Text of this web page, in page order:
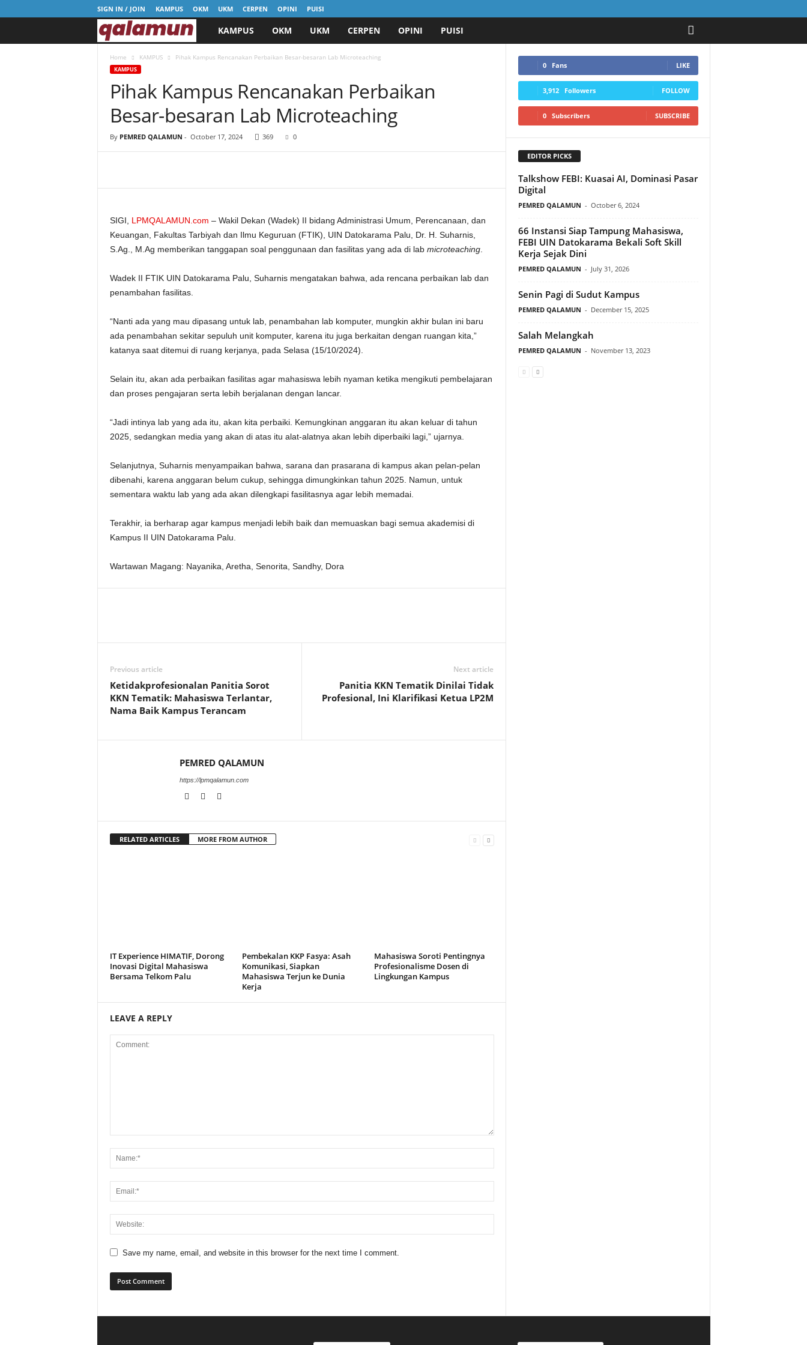
SIGN IN / JOIN KAMPUS OKM UKM CERPEN OPINI PUISI
p
a
a
u
KAMPUS OKM UKM CERPEN OPINI PUISI
Home KAMPUS Pihak Kampus Rencanakan Perbaikan Besar-besaran Lab Microteaching
KAMPUS
Pihak Kampus Rencanakan Perbaikan
Besar-besaran Lab Microteaching
By PEMRED QALAMUN - October 17, 2024 369 0
SIGI, LPMQALAMUN.com – Wakil Dekan (Wadek) II bidang Administrasi Umum, Perencanaan, dan
Keuangan, Fakultas Tarbiyah dan Ilmu Keguruan (FTIK), UIN Datokarama Palu, Dr. H. Suharnis,
S.Ag., M.Ag memberikan tanggapan soal penggunaan dan fasilitas yang ada di lab microteaching.
Wadek II FTIK UIN Datokarama Palu, Suharnis mengatakan bahwa, ada rencana perbaikan lab dan
penambahan fasilitas.
“Nanti ada yang mau dipasang untuk lab, penambahan lab komputer, mungkin akhir bulan ini baru
ada penambahan sekitar sepuluh unit komputer, karena itu juga berkaitan dengan ruangan kita,”
katanya saat ditemui di ruang kerjanya, pada Selasa (15/10/2024).
Selain itu, akan ada perbaikan fasilitas agar mahasiswa lebih nyaman ketika mengikuti pembelajaran
dan proses pengajaran serta lebih berjalanan dengan lancar.
“Jadi intinya lab yang ada itu, akan kita perbaiki. Kemungkinan anggaran itu akan keluar di tahun
2025, sedangkan media yang akan di atas itu alat-alatnya akan lebih diperbaiki lagi,” ujarnya.
Selanjutnya, Suharnis menyampaikan bahwa, sarana dan prasarana di kampus akan pelan-pelan
dibenahi, karena anggaran belum cukup, sehingga dimungkinkan tahun 2025. Namun, untuk
sementara waktu lab yang ada akan dilengkapi fasilitasnya agar lebih memadai.
Terakhir, ia berharap agar kampus menjadi lebih baik dan memuaskan bagi semua akademisi di
Kampus II UIN Datokarama Palu.
Wartawan Magang: Nayanika, Aretha, Senorita, Sandhy, Dora
Previous article
Ketidakprofesionalan Panitia Sorot
KKN Tematik: Mahasiswa Terlantar,
Nama Baik Kampus Terancam
Next article
Panitia KKN Tematik Dinilai Tidak
Profesional, Ini Klarifikasi Ketua LP2M
PEMRED QALAMUN
https://lpmqalamun.com
RELATED ARTICLES MORE FROM AUTHOR
IT Experience HIMATIF, Dorong
Inovasi Digital Mahasiswa
Bersama Telkom Palu
Pembekalan KKP Fasya: Asah
Komunikasi, Siapkan
Mahasiswa Terjun ke Dunia
Kerja
Mahasiswa Soroti Pentingnya
Profesionalisme Dosen di
Lingkungan Kampus
LEAVE A REPLY
Save my name, email, and website in this browser for the next time I comment.
0 Fans LIKE
3,912 Followers FOLLOW
0 Subscribers SUBSCRIBE
EDITOR PICKS
Talkshow FEBI: Kuasai AI, Dominasi Pasar
Digital
PEMRED QALAMUN - October 6, 2024
66 Instansi Siap Tampung Mahasiswa,
FEBI UIN Datokarama Bekali Soft Skill
Kerja Sejak Dini
PEMRED QALAMUN - July 31, 2026
Senin Pagi di Sudut Kampus
PEMRED QALAMUN - December 15, 2025
Salah Melangkah
PEMRED QALAMUN - November 13, 2023